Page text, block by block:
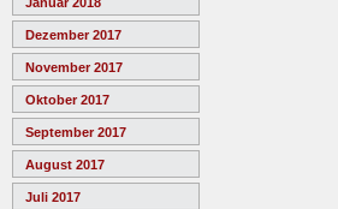
Januar 2018
Dezember 2017
November 2017
Oktober 2017
September 2017
August 2017
Juli 2017